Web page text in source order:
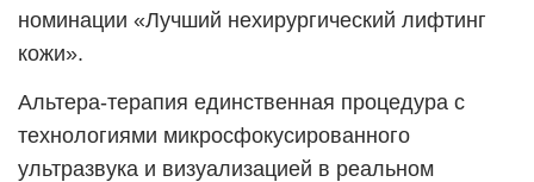
номинации «Лучший нехирургический лифтинг
кожи».
Альтера-терапия единственная процедура с
технологиями микросфокусированного
ультразвука и визуализацией в реальном